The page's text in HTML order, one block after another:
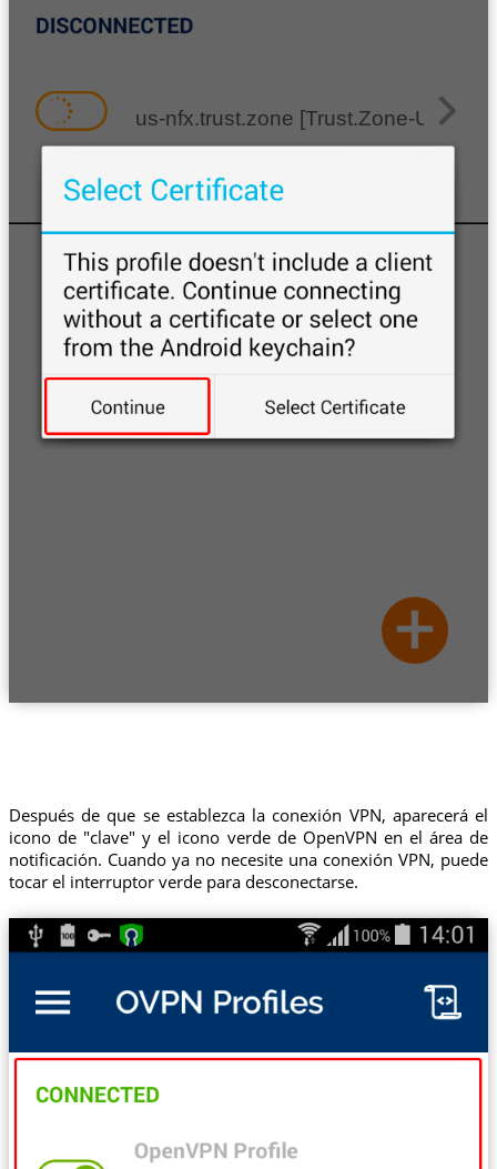
us-nfx.trust.zone [Trust.Zone-United-
Después de que se establezca la conexión VPN, aparecerá el
icono de "clave" y el icono verde de OpenVPN en el área de
notificación. Cuando ya no necesite una conexión VPN, puede
tocar el interruptor verde para desconectarse.